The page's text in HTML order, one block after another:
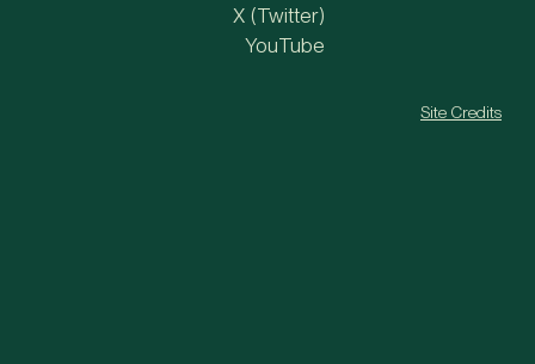
X (Twitter)
YouTube
Site Credits